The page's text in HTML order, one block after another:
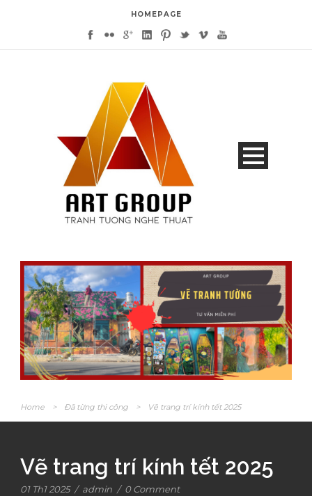
HOMEPAGE
Home > Đã từng thi công > Vẽ trang trí kính tết 2025
Vẽ trang trí kính tết 2025
01 Th1 2025 / admin / 0 Comment